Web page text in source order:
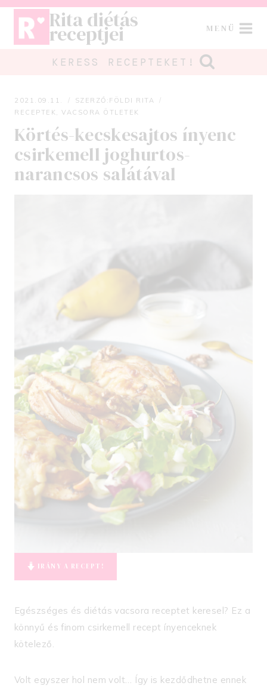
Skip
content
Rita diétás
receptjei MENÜ
KERESS RECEPTEKET!
2021.09.11. SZERZŐ: FÖLDI RITA
RECEPTEK, VACSORA ÖTLETEK
Körtés-kecskesajtos ínyenc
csirkemell joghurtos-
narancsos salátával
IRÁNY A RECEPT!
Egészséges és diétás vacsora receptet keresel? Ez a
könnyű és finom csirkemell recept ínyenceknek
kötelező.
Volt egyszer hol nem volt… Így is kezdődhetne ennek